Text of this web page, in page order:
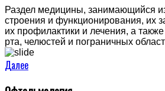
Раздел медицины, занимающийся
строения и функционирования, их
их профилактики и лечения, а
рта, челюстей и пограничных
Далее